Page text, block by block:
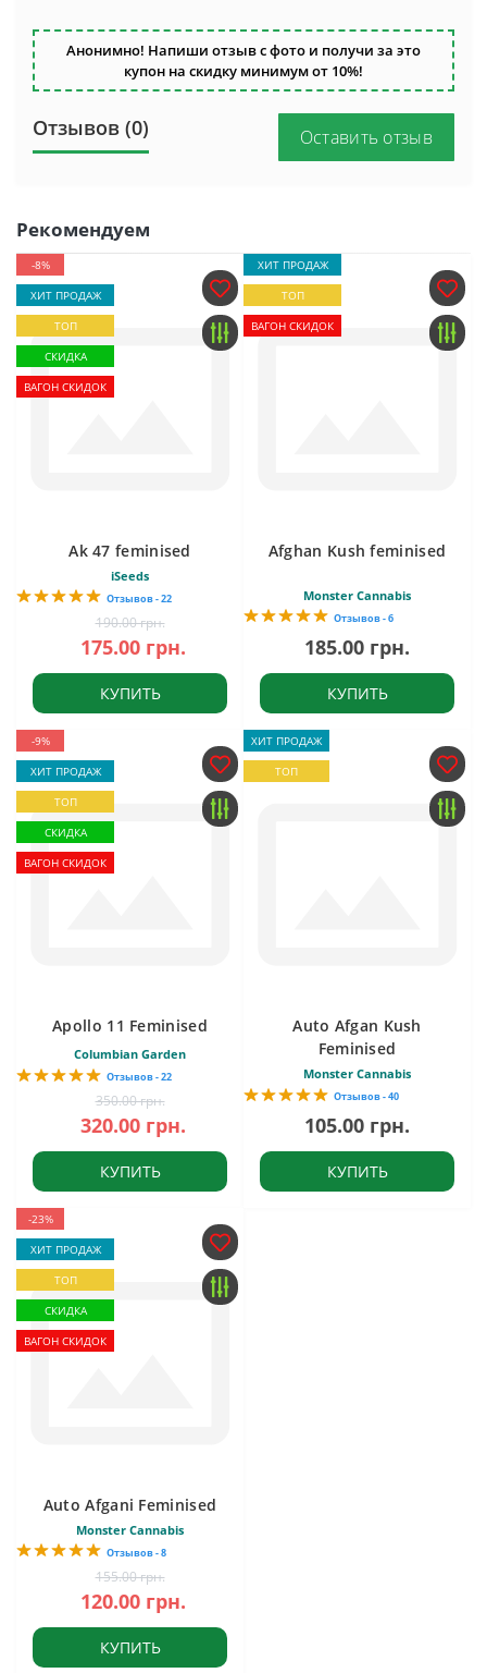
Анонимно! Напиши отзыв с фото и получи за это
купон на скидку минимум от 10%!
Отзывов (0) Оставить отзыв
Рекомендуем
-8%
ХИТ ПРОДАЖ
ТОП
СКИДКА
ВАГОН СКИДОК
Ak 47 feminised
iSeeds
Отзывов - 22
190.00 грн.
175.00 грн.
КУПИТЬ
ХИТ ПРОДАЖ
ТОП
ВАГОН СКИДОК
Afghan Kush feminised
Monster Cannabis
Отзывов - 6
185.00 грн.
КУПИТЬ
-9%
ХИТ ПРОДАЖ
ТОП
СКИДКА
ВАГОН СКИДОК
Apollo 11 Feminised
Columbian Garden
Отзывов - 22
350.00 грн.
320.00 грн.
КУПИТЬ
ХИТ ПРОДАЖ
ТОП
Auto Afgan Kush
Feminised
Monster Cannabis
Отзывов - 40
105.00 грн.
КУПИТЬ
-23%
ХИТ ПРОДАЖ
ТОП
СКИДКА
ВАГОН СКИДОК
Auto Afgani Feminised
Monster Cannabis
Отзывов - 8
155.00 грн.
120.00 грн.
КУПИТЬ